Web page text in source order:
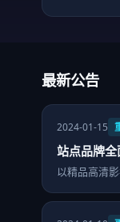
最新公告
2024-01-15
站点品牌
以精品高清